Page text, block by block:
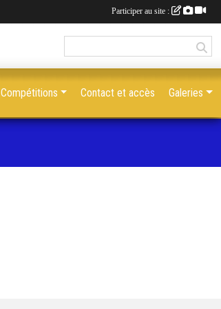
Compétitions Contact et accès Galeries
Participer au site :